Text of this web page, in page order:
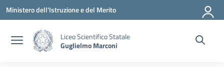
Vai ai contenuti
Vai al menu di navigazione
Vai al footer
Ministero dell'Istruzione e del Merito
Liceo Scientifico Statale
Guglielmo Marconi